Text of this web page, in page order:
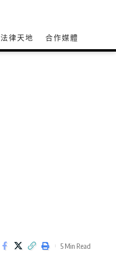
法律天地 合作媒體
5 Min Read